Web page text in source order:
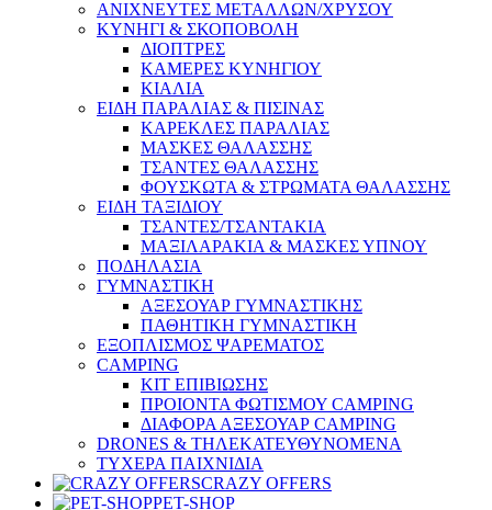
ΑΝΙΧΝΕΥΤΕΣ ΜΕΤΑΛΛΩΝ/ΧΡΥΣΟΥ
ΚΥΝΗΓΙ & ΣΚΟΠΟΒΟΛΗ
ΔΙΟΠΤΡΕΣ
ΚΑΜΕΡΕΣ ΚΥΝΗΓΙΟΥ
ΚΙΑΛΙΑ
ΕΙΔΗ ΠΑΡΑΛΙΑΣ & ΠΙΣΙΝΑΣ
ΚΑΡΕΚΛΕΣ ΠΑΡΑΛΙΑΣ
ΜΑΣΚΕΣ ΘΑΛΑΣΣΗΣ
ΤΣΑΝΤΕΣ ΘΑΛΑΣΣΗΣ
ΦΟΥΣΚΩΤΑ & ΣΤΡΩΜΑΤΑ ΘΑΛΑΣΣΗΣ
ΕΙΔΗ ΤΑΞΙΔΙΟΥ
ΤΣΑΝΤΕΣ/ΤΣΑΝΤΑΚΙΑ
ΜΑΞΙΛΑΡΑΚΙΑ & ΜΑΣΚΕΣ ΥΠΝΟΥ
ΠΟΔΗΛΑΣΙΑ
ΓΥΜΝΑΣΤΙΚΗ
ΑΞΕΣΟΥΑΡ ΓΥΜΝΑΣΤΙΚΗΣ
ΠΑΘΗΤΙΚΗ ΓΥΜΝΑΣΤΙΚΗ
ΕΞΟΠΛΙΣΜΟΣ ΨΑΡΕΜΑΤΟΣ
CAMPING
ΚΙΤ ΕΠΙΒΙΩΣΗΣ
ΠΡΟΙΟΝΤΑ ΦΩΤΙΣΜΟΥ CAMPING
ΔΙΑΦΟΡΑ ΑΞΕΣΟΥΑΡ CAMPING
DRONES & ΤΗΛΕΚΑΤΕΥΘΥΝΟΜΕΝΑ
ΤΥΧΕΡΑ ΠΑΙΧΝΙΔΙΑ
CRAZY OFFERS
PET-SHOP